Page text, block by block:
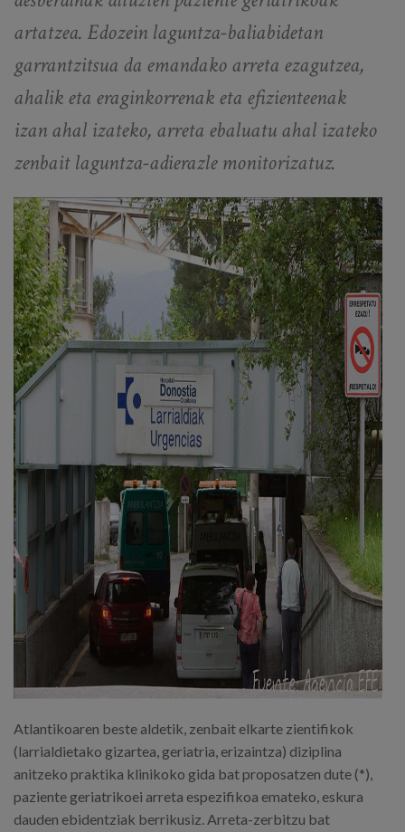
artatzea. Edozein laguntza-baliabidetan
garrantzitsua da emandako arreta ezagutzea,
ahalik eta eraginkorrenak eta efizienteenak
izan ahal izateko, arreta ebaluatu ahal izateko
zenbait laguntza-adierazle monitorizatuz.
Atlantikoaren beste aldetik, zenbait elkarte zientifikok
(larrialdietako gizartea, geriatria, erizaintza) diziplina
anitzeko praktika klinikoko gida bat proposatzen dute (*),
paziente geriatrikoei arreta espezifikoa emateko, eskura
dauden ebidentziak berrikusiz. Arreta-zerbitzu bat